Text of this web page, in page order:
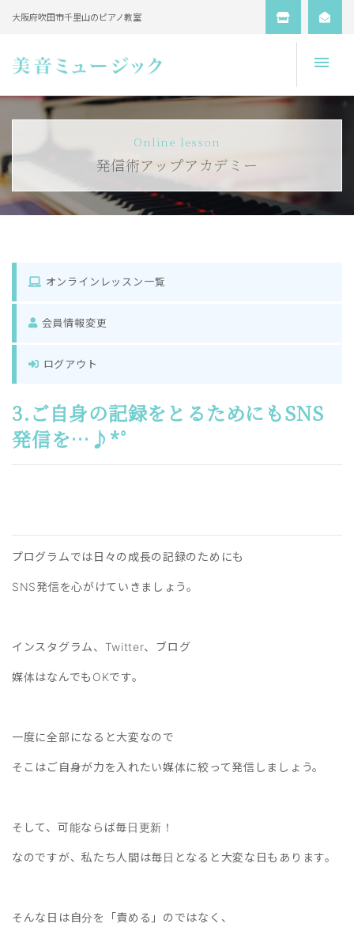
大阪府吹田市千里山のピアノ教室
Online lesson
発信術アップアカデミー
オンラインレッスン一覧
会員情報変更
ログアウト
3.ご自身の記録をとるためにもSNS
発信を…♪*ﾟ
プログラムでは日々の成長の記録のためにも
SNS発信を心がけていきましょう。
インスタグラム、Twitter、ブログ
媒体はなんでもOKです。
一度に全部になると大変なので
そこはご自身が力を入れたい媒体に絞って発信しましょう。
そして、可能ならば毎日更新！
なのですが、私たち人間は毎日となると大変な日もあります。
そんな日は自分を「責める」のではなく、